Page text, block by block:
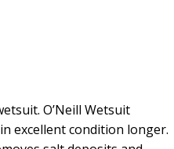
O’Neill Wetsuit
excellent condition longer.